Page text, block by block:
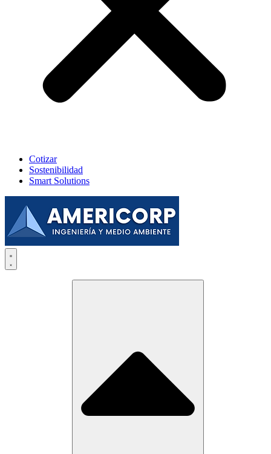
Cotizar
Sostenibilidad
Smart Solutions